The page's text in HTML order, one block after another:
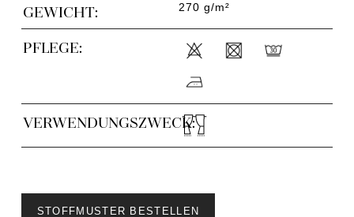
GEWICHT: 270 g/m²
PFLEGE:
VERWENDUNGSZWECK:
STOFFMUSTER BESTELLEN